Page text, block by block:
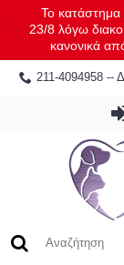
Το κατάστημα
23/8 λόγω
κανονικά
211-4094958 --